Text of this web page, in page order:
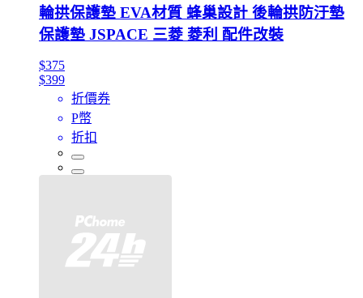
輪拱保護墊 EVA材質 蜂巢設計 後輪拱防汙墊
保護墊 JSPACE 三菱 菱利 配件改裝
$375
$399
折價券
P幣
折扣